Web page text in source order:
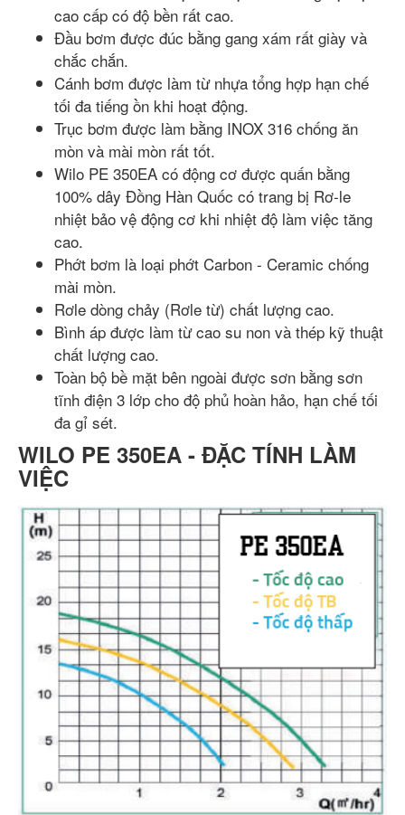
cao cấp có độ bền rất cao.
Đầu bơm được đúc bằng gang xám rất giày và
chắc chắn.
Cánh bơm được làm từ nhựa tổng hợp hạn chế
tối đa tiếng ồn khi hoạt động.
Trục bơm được làm bằng INOX 316 chống ăn
mòn và mài mòn rất tốt.
Wilo PE 350EA có động cơ được quấn bằng
100% dây Đồng Hàn Quốc có trang bị Rơ-le
nhiệt bảo vệ động cơ khi nhiệt độ làm việc tăng
cao.
Phớt bơm là loại phớt Carbon - Ceramic chống
mài mòn.
Rơle dòng chảy (Rơle từ) chất lượng cao.
Bình áp được làm từ cao su non và thép kỹ thuật
chất lượng cao.
Toàn bộ bề mặt bên ngoài được sơn bằng sơn
tĩnh điện 3 lớp cho độ phủ hoàn hảo, hạn chế tối
đa gỉ sét.
WILO PE 350EA - ĐẶC TÍNH LÀM
VIỆC